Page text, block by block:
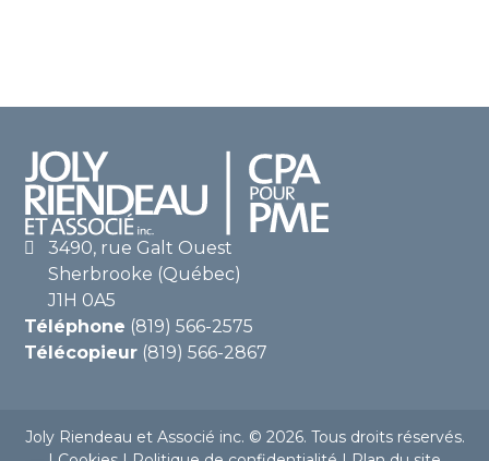
3490, rue Galt Ouest
Sherbrooke (Québec)
J1H 0A5
Téléphone (819) 566-2575
Télécopieur (819) 566-2867
Joly Riendeau et Associé inc. © 2026. Tous droits réservés.